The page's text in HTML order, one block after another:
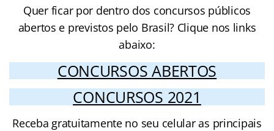
Quer ficar por dentro dos concursos públicos
abertos e previstos pelo Brasil? Clique nos links
abaixo:
CONCURSOS ABERTOS
CONCURSOS 2021
Receba gratuitamente no seu celular as principais